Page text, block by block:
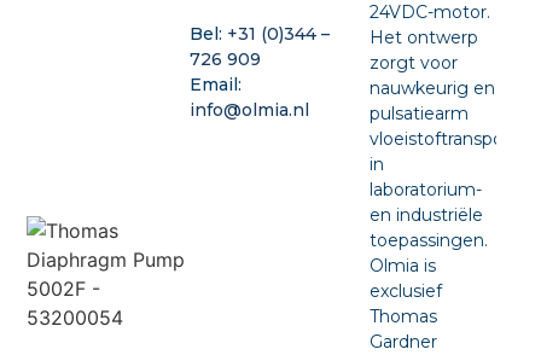
Bel: +31 (0)344 –
726 909
Email:
info@olmia.nl
24VDC-motor.
Het ontwerp
zorgt voor
nauwkeurig en
pulsatiearm
vloeistoftransport
in
laboratorium-
en industriële
toepassingen.
Olmia is
exclusief
Thomas
Gardner